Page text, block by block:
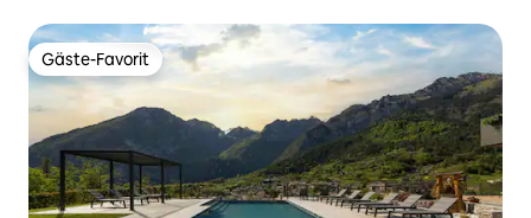
Gäste-Favorit
Gäste-Favorit